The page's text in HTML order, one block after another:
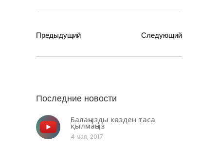
Предыдущий Следующий
Последние новости
Балаңызды көзден таса
қылмаңыз
4 мая, 2017